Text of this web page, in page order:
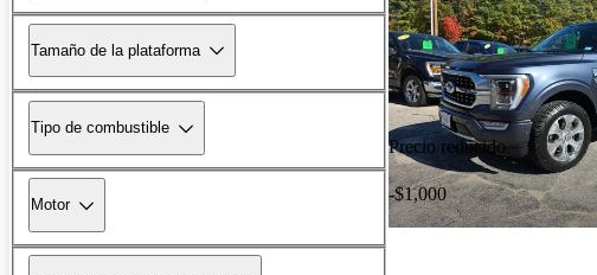
Tamaño de la plataforma
Tipo de combustible
Motor
Precio reducido
-$1,000